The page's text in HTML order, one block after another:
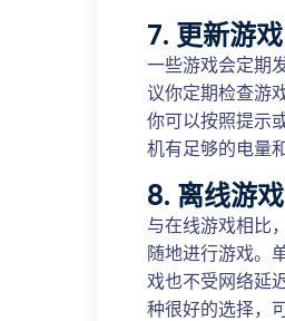
7. 更新游戏
一些游戏会定期
议你定期检查游
你可以按照提示
机有足够的电量
8. 离线游
与在线游戏相比
随地进行游戏。
戏也不受网络延
种很好的选择，